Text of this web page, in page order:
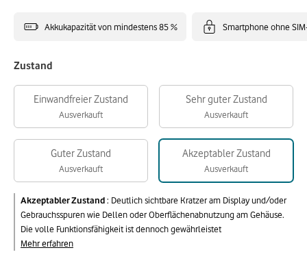
Akkukapazität von mindestens 85 % Smartphone ohne
Zustand
Einwandfreier Zustand
Ausverkauft
Sehr guter Zustand
Ausverkauft
Guter Zustand
Ausverkauft
Akzeptabler Zustand
Ausverkauft
Akzeptabler Zustand: Deutlich sichtbare Kratzer am Display und/oder
Gebrauchsspuren wie Dellen oder Oberflächenabnutzung am Gehäuse.
Die volle Funktionsfähigkeit ist dennoch gewährleistet
Mehr erfahren